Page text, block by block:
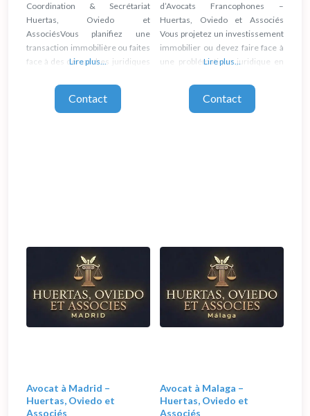
Coordination & Secrétariat
Huertas, Oviedo et
AssociésVous planifiez une
transaction immobilière ou faites
face à des démarches juridiques
votre capital en mandatant un
avocat à Alicante. Notre
Lire plus...
Contact
d’Avocats Francophones –
Huertas, Oviedo et Associés
Vous projetez un investissement
immobilier ou devez faire face à
une problématique juridique en
Barcelone pour protéger vos
intérêts. Notre structure
Lire plus...
Contact
Avocat à Madrid –
Huertas, Oviedo et
Associés
Avocat à Malaga –
Huertas, Oviedo et
Associés